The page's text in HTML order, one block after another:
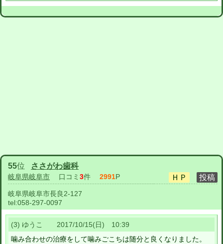
55位 ささがわ歯科
岐阜県岐阜市 口コミ 3件 2991P
岐阜県岐阜市長良2-127
tel:058-297-0097
(3) ゆうこ 2017/10/15(日) 10:39
噛み合わせの治療をして噛みごこちは随分と良くなりました。